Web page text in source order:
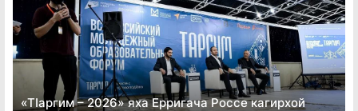
«Тӏаргим – 2026» яха Ерригача Россе кагирхой